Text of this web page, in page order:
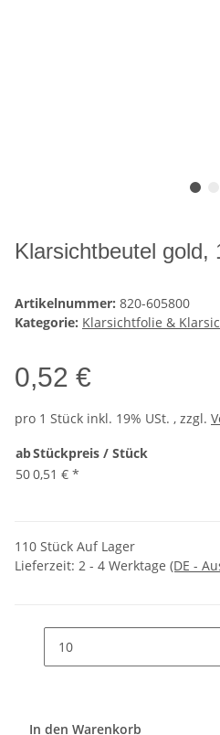
Klarsichtbeutel gold,
Artikelnummer: 820-605800
Kategorie: Klarsichtfolie &
0,52 €
pro 1 Stück inkl. 19% USt. , zzgl.
abStückpreis / Stück
500,51 € *
110 Stück Auf Lager
Lieferzeit: 2 - 4 Werktage (DE -
In den Warenkorb